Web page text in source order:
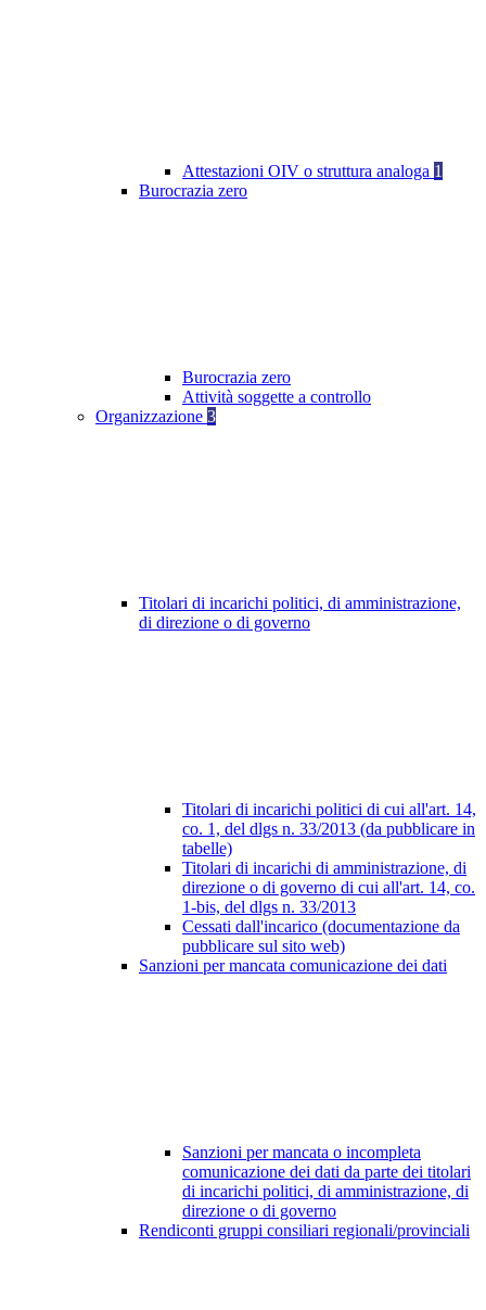
Attestazioni OIV o struttura analoga 1
Burocrazia zero
Burocrazia zero
Attività soggette a controllo
Organizzazione 3
Titolari di incarichi politici, di amministrazione,
di direzione o di governo
Titolari di incarichi politici di cui all'art. 14,
co. 1, del dlgs n. 33/2013 (da pubblicare in
tabelle)
Titolari di incarichi di amministrazione, di
direzione o di governo di cui all'art. 14, co.
1-bis, del dlgs n. 33/2013
Cessati dall'incarico (documentazione da
pubblicare sul sito web)
Sanzioni per mancata comunicazione dei dati
Sanzioni per mancata o incompleta
comunicazione dei dati da parte dei titolari
di incarichi politici, di amministrazione, di
direzione o di governo
Rendiconti gruppi consiliari regionali/provinciali